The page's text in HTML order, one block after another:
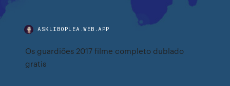
ASKLIBOPLEA.WEB.APP
Os guardiões 2017 filme completo dublado
gratis